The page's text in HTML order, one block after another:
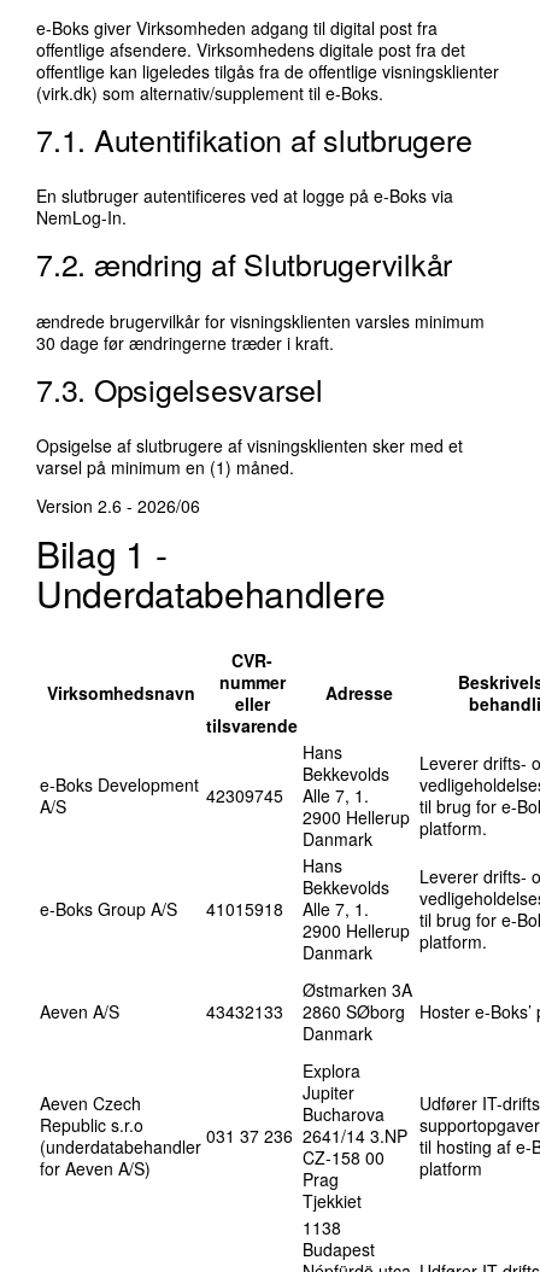
e-Boks giver Virksomheden adgang til digital post fra
offentlige afsendere. Virksomhedens digitale post fra det
offentlige kan ligeledes tilgås fra de offentlige visningsklienter
(virk.dk) som alternativ/supplement til e-Boks.
7.1. Autentifikation af slutbrugere
En slutbruger autentificeres ved at logge på e-Boks via
NemLog-In.
7.2. ændring af Slutbrugervilkår
ændrede brugervilkår for visningsklienten varsles minimum
30 dage før ændringerne træder i kraft.
7.3. Opsigelsesvarsel
Opsigelse af slutbrugere af visningsklienten sker med et
varsel på minimum en (1) måned.
Version 2.6 - 2026/06
Bilag 1 -
Underdatabehandlere
Virksomhedsnavn
CVR-
nummer
eller
tilsvarende
Adresse
e-Boks Development
A/S
42309745
Hans
Bekkevolds
Alle 7, 1.
2900 Hellerup
Danmark
Leverer drifts-
til brug for e-
platform.
e-Boks Group A/S 41015918
Hans
Bekkevolds
Alle 7, 1.
2900 Hellerup
Danmark
Leverer drifts-
til brug for e-
platform.
Aeven A/S 43432133
Østmarken 3A
2860 SØborg
Danmark
Hoster e-
Aeven Czech
Republic s.r.o
(underdatabehandler
for Aeven A/S)
031 37 236
Explora
Jupiter
Bucharova
2641/14 3.NP
CZ-158 00
Prag
Tjekkiet
Udfører IT-
til hosting af e-
platform
1138
Budapest